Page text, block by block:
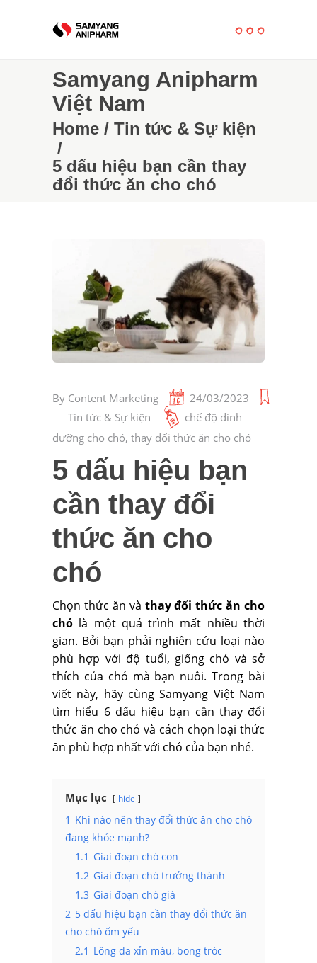
Samyang Anipharm
Việt Nam
Home / Tin tức & Sự kiện
/
5 dấu hiệu bạn cần thay
đổi thức ăn cho chó
By Content Marketing
24/03/2023
Tin tức & Sự kiện
chế độ dinh
dưỡng cho chó, thay đổi thức ăn cho chó
5 dấu hiệu bạn
cần thay đổi
thức ăn cho
chó
Chọn thức ăn và thay đổi thức ăn cho
chó là một quá trình mất nhiều thời
gian. Bởi bạn phải nghiên cứu loại nào
phù hợp với độ tuổi, giống chó và sở
thích của chó mà bạn nuôi. Trong bài
viết này, hãy cùngSamyang Việt Nam
tìm hiểu 6 dấu hiệu bạn cần thay đổi
thức ăn cho chó và cách chọn loại thức
ăn phù hợp nhất với chó của bạn nhé.
Mục lục hide
1 Khi nào nên thay đổi thức ăn cho chó
đang khỏe mạnh?
1.1 Giai đoạn chó con
1.2 Giai đoạn chó trưởng thành
1.3 Giai đoạn chó già
2 5 dấu hiệu bạn cần thay đổi thức ăn
cho chó ốm yếu
2.1 Lông da xỉn màu, bong tróc